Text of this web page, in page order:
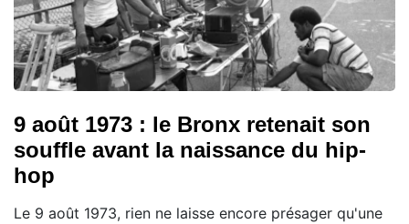
9 août 1973 : le Bronx retenait son
souffle avant la naissance du hip-
hop
Le 9 août 1973, rien ne laisse encore présager qu'une